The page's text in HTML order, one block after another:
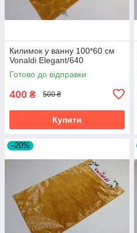
Килимок у ванну 100*60 см
Vonaldi Elegant/640
Готово до відправки
400 ₴ 500 ₴
Купити
–20%